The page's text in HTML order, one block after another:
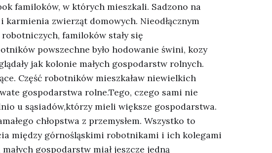
familoków, w których mieszkali. Sadzono na
zwierząt domowych. Nieodłącznym
familoków stały się
powszechne było hodowanie świni, kozy
jak kolonie małych gospodarstw rolnych.
Część robotników mieszkaław niewielkich
gospodarstwa rolne.Tego, czego sami nie
u sąsiadów,którzy mieli większe gospodarstwa.
chłopstwa z przemysłem. Wszystko to
między górnośląskimi robotnikami i ich kolegami
gospodarstw miał jeszcze jedną